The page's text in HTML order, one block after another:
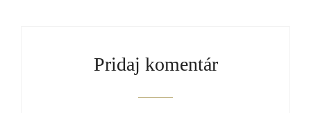
Pridaj komentár